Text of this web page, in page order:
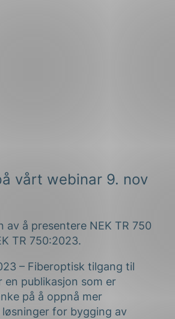
vårt webinar 9. nov
av å presentere NEK TR 750
TR 750:2023.
– Fiberoptisk tilgang til
en publikasjon som er
på å oppnå mer
for bygging av